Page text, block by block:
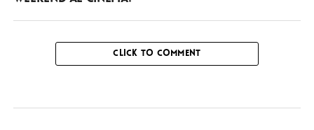
CLICK TO COMMENT